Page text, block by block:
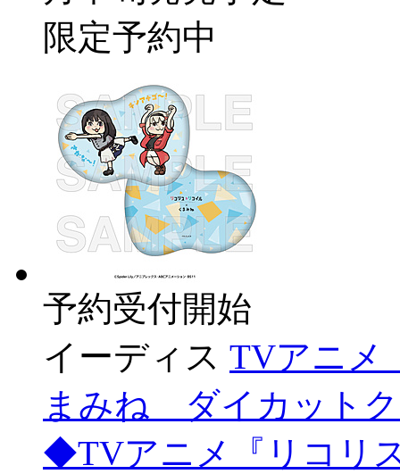
限定予約中
予約受付開始
イーディス TVアニメ
まみね ダイカット
◆TVアニメ『リコリ